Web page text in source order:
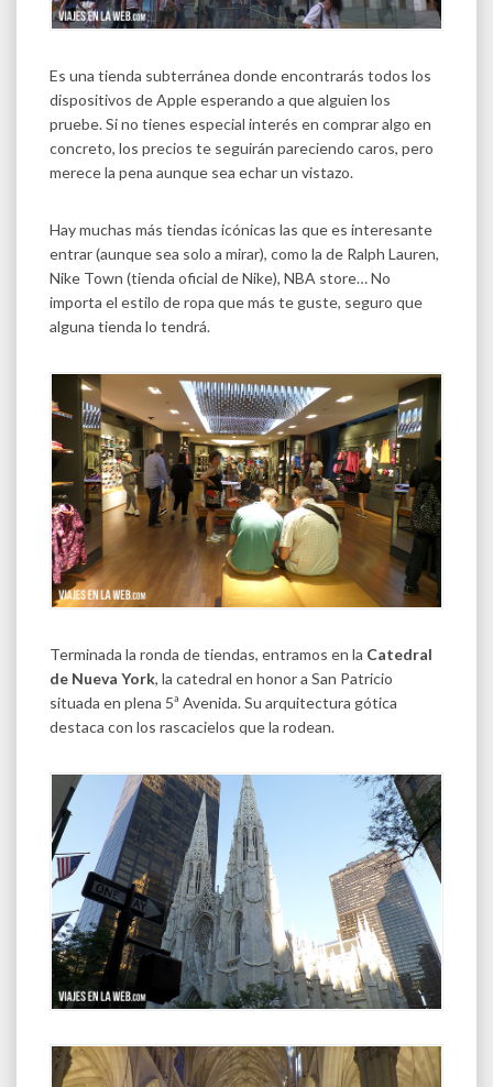
Es una tienda subterránea donde encontrarás todos los
dispositivos de Apple esperando a que alguien los
pruebe. Si no tienes especial interés en comprar algo en
concreto, los precios te seguirán pareciendo caros, pero
merece la pena aunque sea echar un vistazo.
Hay muchas más tiendas icónicas las que es interesante
entrar (aunque sea solo a mirar), como la de Ralph Lauren,
Nike Town (tienda oficial de Nike), NBA store… No
importa el estilo de ropa que más te guste, seguro que
alguna tienda lo tendrá.
Terminada la ronda de tiendas, entramos en la Catedral
de Nueva York, la catedral en honor a San Patricio
situada en plena 5ª Avenida. Su arquitectura gótica
destaca con los rascacielos que la rodean.